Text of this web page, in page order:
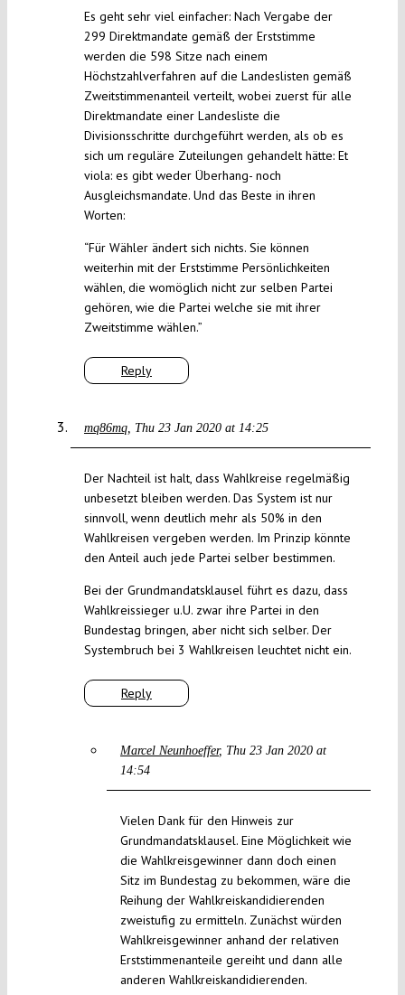
Reply
Es geht sehr viel einfacher: Nach Vergabe der
299 Direktmandate gemäß der Erststimme
werden die 598 Sitze nach einem
Höchstzahlverfahren auf die Landeslisten gemäß
Zweitstimmenanteil verteilt, wobei zuerst für alle
Direktmandate einer Landesliste die
Divisionsschritte durchgeführt werden, als ob es
sich um reguläre Zuteilungen gehandelt hätte: Et
viola: es gibt weder Überhang- noch
Ausgleichsmandate. Und das Beste in ihren
Worten:
“Für Wähler ändert sich nichts. Sie können
weiterhin mit der Erststimme Persönlichkeiten
wählen, die womöglich nicht zur selben Partei
gehören, wie die Partei welche sie mit ihrer
Zweitstimme wählen.”
mq86mq Thu 23 Jan 2020 at 14:25
Reply
Der Nachteil ist halt, dass Wahlkreise regelmäßig
unbesetzt bleiben werden. Das System ist nur
sinnvoll, wenn deutlich mehr als 50% in den
Wahlkreisen vergeben werden. Im Prinzip könnte
den Anteil auch jede Partei selber bestimmen.
Bei der Grundmandatsklausel führt es dazu, dass
Wahlkreissieger u.U. zwar ihre Partei in den
Bundestag bringen, aber nicht sich selber. Der
Systembruch bei 3 Wahlkreisen leuchtet nicht ein.
Marcel Neunhoeffer
Thu 23 Jan 2020 at
14:54
Vielen Dank für den Hinweis zur
Grundmandatsklausel. Eine Möglichkeit wie
die Wahlkreisgewinner dann doch einen
Sitz im Bundestag zu bekommen, wäre die
Reihung der Wahlkreiskandidierenden
zweistufig zu ermitteln. Zunächst würden
Wahlkreisgewinner anhand der relativen
Erststimmenanteile gereiht und dann alle
anderen Wahlkreiskandidierenden.